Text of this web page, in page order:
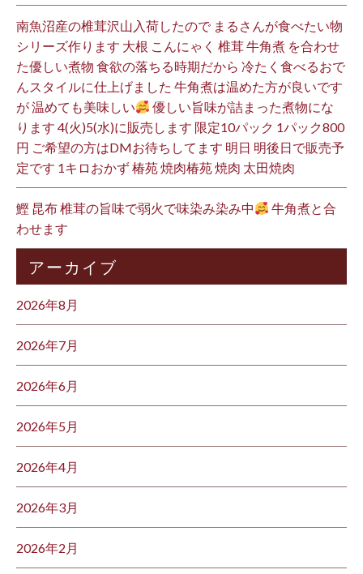
南魚沼産の椎茸沢山入荷したので まるさんが食べたい物
シリーズ作ります 大根 こんにゃく 椎茸 牛角煮 を合わせ
た優しい煮物 食欲の落ちる時期だから 冷たく食べるおで
んスタイルに仕上げました 牛角煮は温めた方が良いです
が 温めても美味しい
優しい旨味が詰まった煮物にな
ります 4(火)5(水)に販売します 限定10パック 1パック800
円 ご希望の方はDMお待ちしてます 明日 明後日で販売予
定です 1キロおかず 椿苑 焼肉椿苑 焼肉 太田焼肉
鰹 昆布 椎茸の旨味で弱火で味染み染み中
牛角煮と合
わせます
アーカイブ
2026年8月
2026年7月
2026年6月
2026年5月
2026年4月
2026年3月
2026年2月